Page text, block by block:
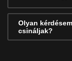
Olyan
csináljak?